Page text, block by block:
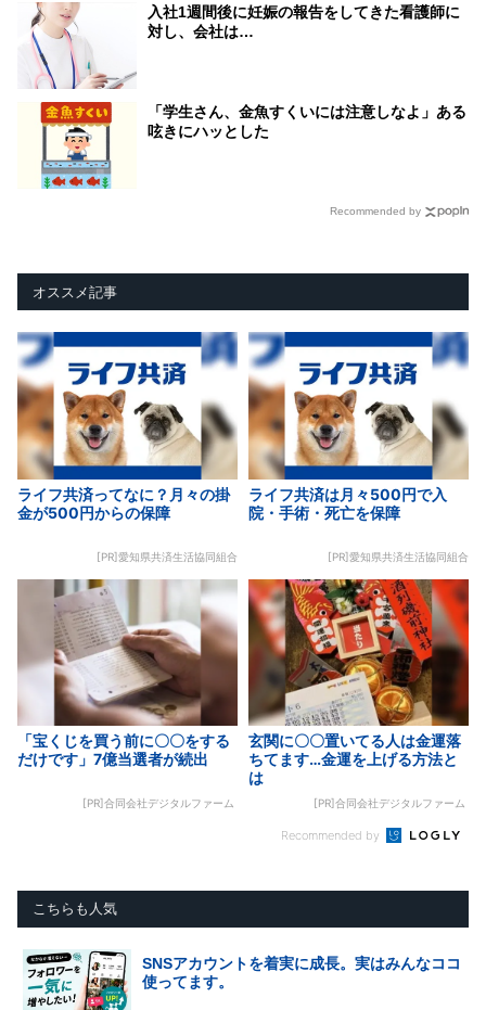
入社1週間後に妊娠の報告をしてきた看護師に
対し、会社は…
「学生さん、金魚すくいには注意しなよ」ある
呟きにハッとした
Recommended by
オススメ記事
ライフ共済ってなに？月々の掛
金が500円からの保障
[PR]愛知県共済生活協同組合
ライフ共済は月々500円で入
院・手術・死亡を保障
[PR]愛知県共済生活協同組合
「宝くじを買う前に〇〇をする
だけです」7億当選者が続出
[PR]合同会社デジタルファーム
玄関に〇〇置いてる人は金運落
ちてます…金運を上げる方法と
は
[PR]合同会社デジタルファーム
Recommended by
こちらも人気
SNSアカウントを着実に成長。実はみんなココ
使ってます。